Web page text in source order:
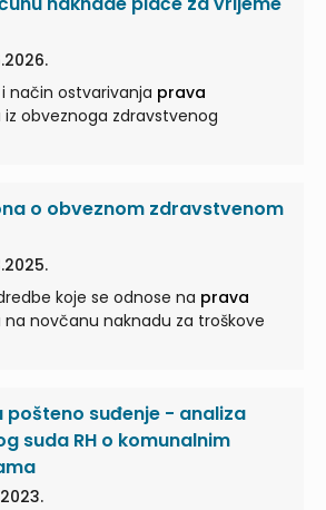
način ostvarivanja prava
iz obveznoga zdravstvenog
o obveznom zdravstvenom
koje se odnose na prava
na novčanu naknadu za troškove
pošteno suđenje - analiza
suda RH o komunalnim